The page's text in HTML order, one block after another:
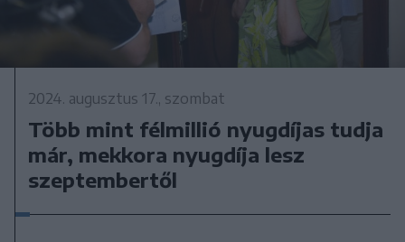
2024. augusztus 17., szombat
Több mint félmillió nyugdíjas tudja
már, mekkora nyugdíja lesz
szeptembertől